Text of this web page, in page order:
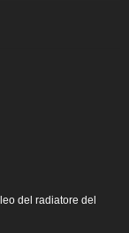
del radiatore del